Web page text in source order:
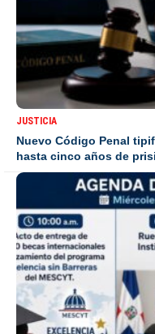
JUSTICIA
Nuevo Código Penal
hasta cinco años de